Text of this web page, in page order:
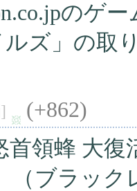
のゲ
ルズ」の取
(+862)
首領蜂 大
（ブラッ